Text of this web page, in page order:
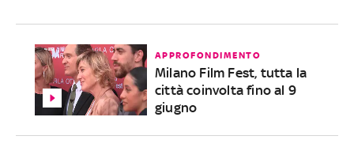
APPROFONDIMENTO
Milano Film Fest, tutta la
città coinvolta fino al 9
giugno